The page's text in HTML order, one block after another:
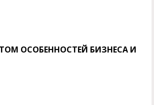
ОСОБЕННОСТЕЙ БИЗНЕСА И